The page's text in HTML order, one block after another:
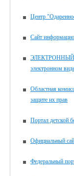
Центр
Сайт
ЭЛЕКТРОННЫЙ
электронном
Областная
защите их прав
Портал детской
Официальный
Федеральный